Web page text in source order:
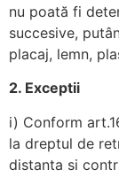
nu poată fi
succesive,
placaj, lemn,
2. Exceptii
i) Conform
la dreptul de
distanta si